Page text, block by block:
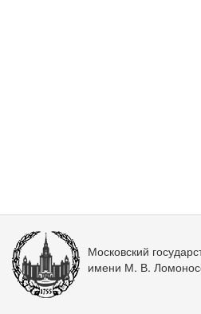
Московский
имени М. В.